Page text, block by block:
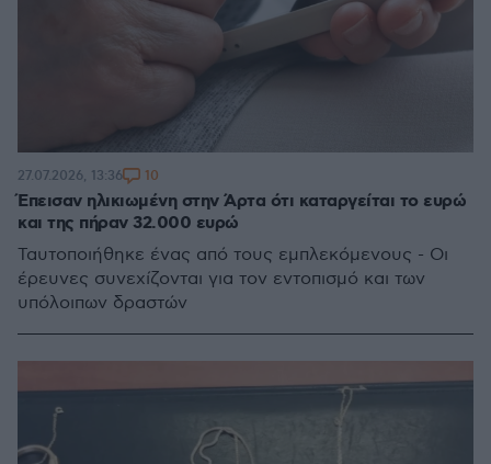
Έπεισαν ηλικιωμένη στην Άρτα ότι καταργείται το ευρώ
και της πήραν 32.000 ευρώ
Ταυτοποιήθηκε ένας από τους εμπλεκόμενους - Οι
έρευνες συνεχίζονται για τον εντοπισμό και των
υπόλοιπων δραστών
27.07.2026, 13:36 10